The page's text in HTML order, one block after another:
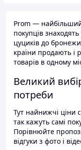
Prom —
покупців
цуциків до
країни продають і
товарів в одному
Великий
потреби
Тут найнижчі ціни
так кажуть самі
Порівнюйте
відгуки з фото і